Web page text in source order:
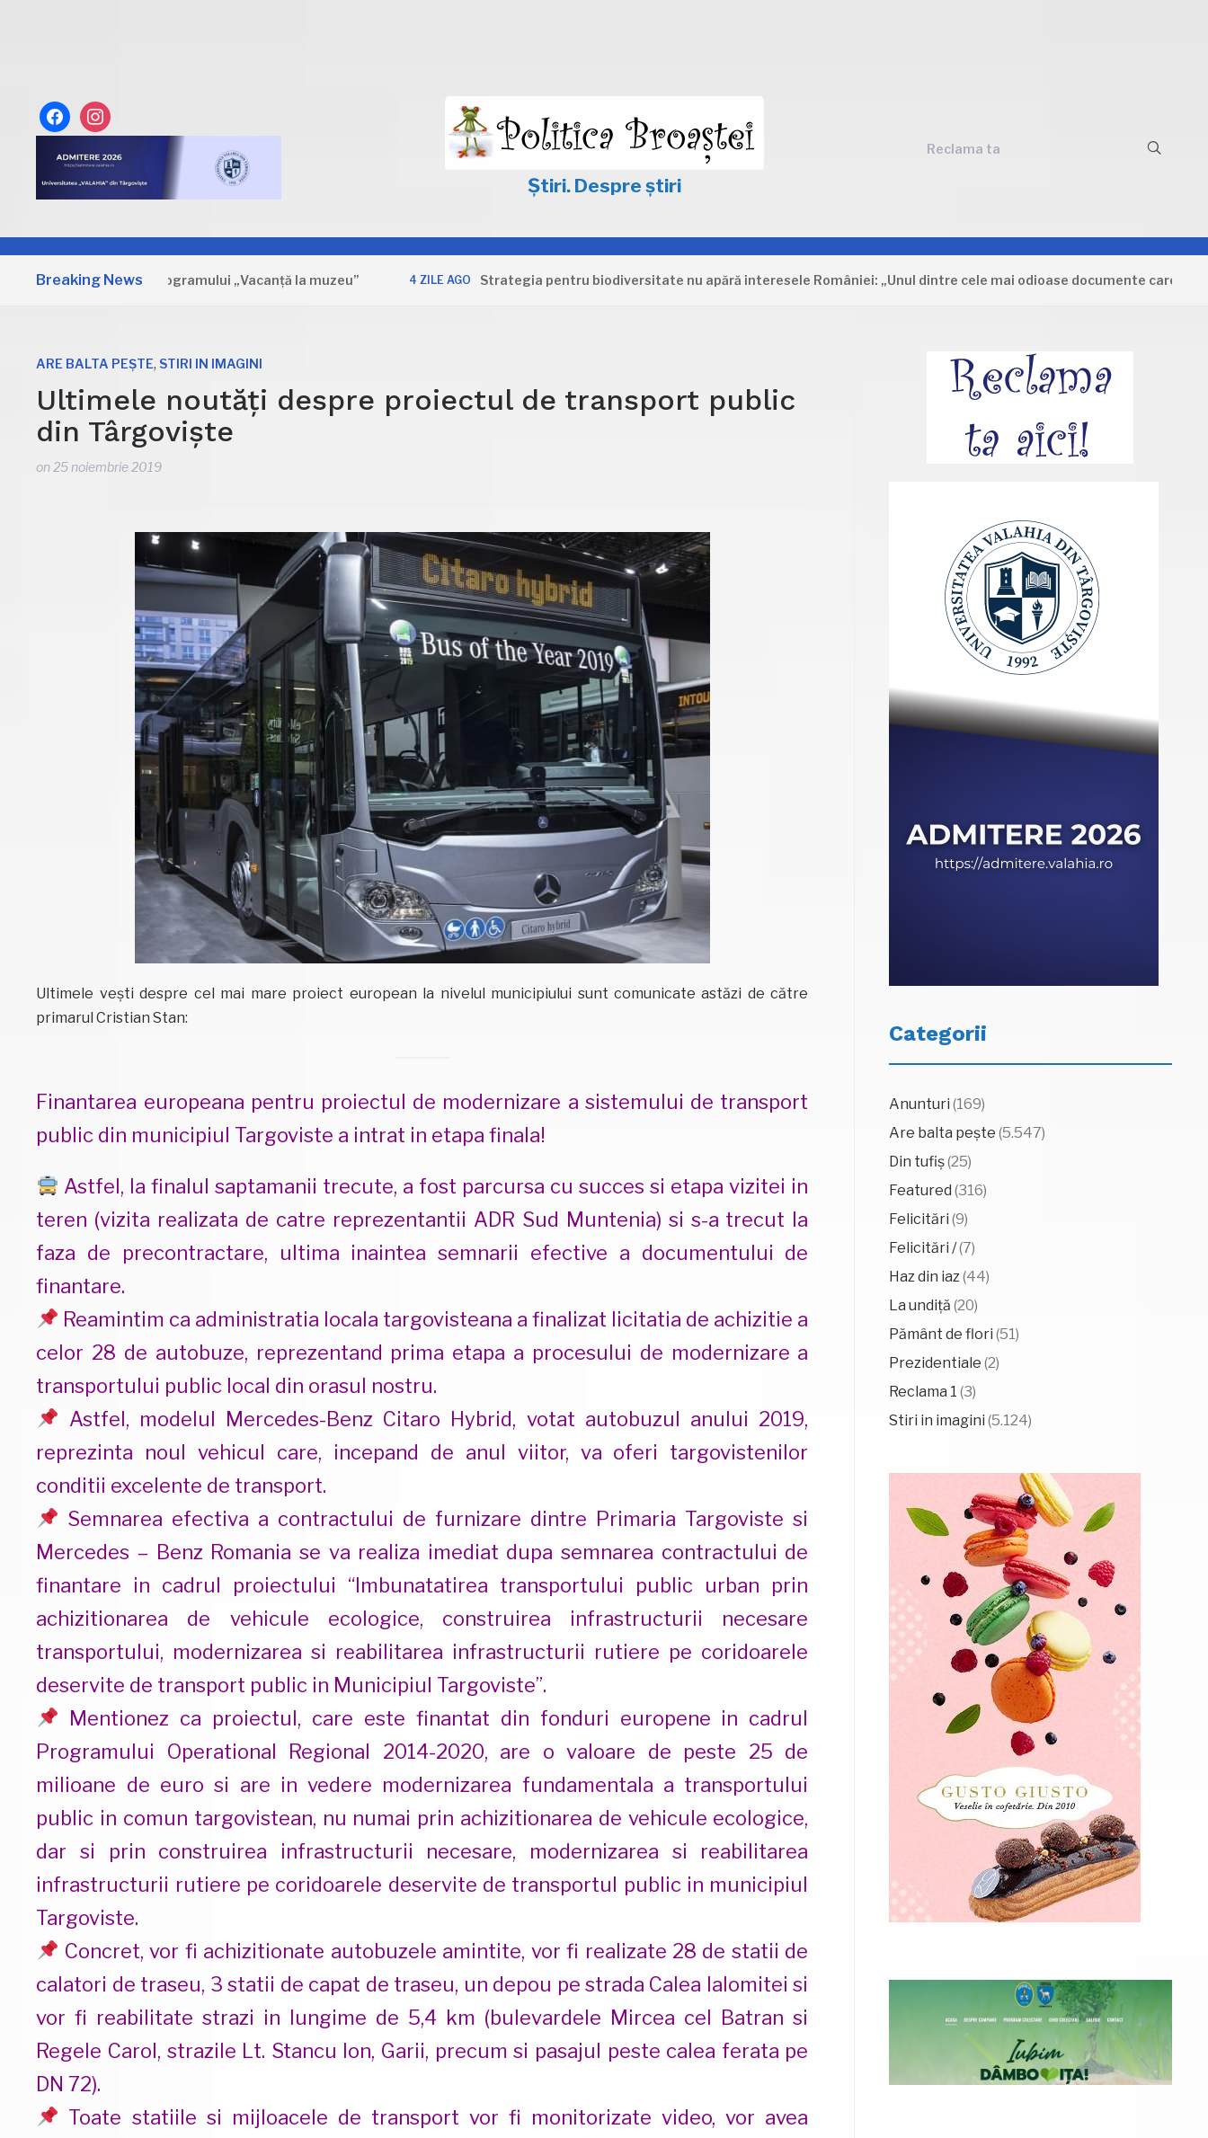
facebookinstagram
Știri. Despre știri
Reclama ta
Breaking News
zile ale programului „Vacanță la muzeu” 4 ZILE AGO Strategia pentru biodiversitate nu apără interesele României: „Unul dintre cele mai odioase documente care au ajuns în
ARE BALTA PEȘTE, STIRI IN IMAGINI
Ultimele noutăți despre proiectul de transport public
din Târgoviște
on 25 noiembrie 2019
Ultimele vești despre cel mai mare proiect european la nivelul municipiului sunt comunicate astăzi de către
primarul Cristian Stan:
Finantarea europeana pentru proiectul de modernizare a sistemului de transport
public din municipiul Targoviste a intrat in etapa finala!
Astfel, la finalul saptamanii trecute, a fost parcursa cu succes si etapa vizitei in
teren (vizita realizata de catre reprezentantii ADR Sud Muntenia) si s-a trecut la
faza de precontractare, ultima inaintea semnarii efective a documentului de
finantare.
Reamintim ca administratia locala targovisteana a finalizat licitatia de achizitie a
celor 28 de autobuze, reprezentand prima etapa a procesului de modernizare a
transportului public local din orasul nostru.
Astfel, modelul Mercedes-Benz Citaro Hybrid, votat autobuzul anului 2019,
reprezinta noul vehicul care, incepand de anul viitor, va oferi targovistenilor
conditii excelente de transport.
Semnarea efectiva a contractului de furnizare dintre Primaria Targoviste si
Mercedes – Benz Romania se va realiza imediat dupa semnarea contractului de
finantare in cadrul proiectului “Imbunatatirea transportului public urban prin
achizitionarea de vehicule ecologice, construirea infrastructurii necesare
transportului, modernizarea si reabilitarea infrastructurii rutiere pe coridoarele
deservite de transport public in Municipiul Targoviste”.
Mentionez ca proiectul, care este finantat din fonduri europene in cadrul
Programului Operational Regional 2014-2020, are o valoare de peste 25 de
milioane de euro si are in vedere modernizarea fundamentala a transportului
public in comun targovistean, nu numai prin achizitionarea de vehicule ecologice,
dar si prin construirea infrastructurii necesare, modernizarea si reabilitarea
infrastructurii rutiere pe coridoarele deservite de transportul public in municipiul
Targoviste.
Concret, vor fi achizitionate autobuzele amintite, vor fi realizate 28 de statii de
calatori de traseu, 3 statii de capat de traseu, un depou pe strada Calea Ialomitei si
vor fi reabilitate strazi in lungime de 5,4 km (bulevardele Mircea cel Batran si
Regele Carol, strazile Lt. Stancu Ion, Garii, precum si pasajul peste calea ferata pe
DN 72).
Toate statiile si mijloacele de transport vor fi monitorizate video, vor avea
Categorii
Anunturi (169)
Are balta pește (5.547)
Din tufiș(25)
Featured (316)
Felicitări (9)
Felicitări /(7)
Haz din iaz(44)
La undiță (20)
Pământ de flori (51)
Prezidentiale (2)
Reclama 1 (3)
Stiri in imagini (5.124)